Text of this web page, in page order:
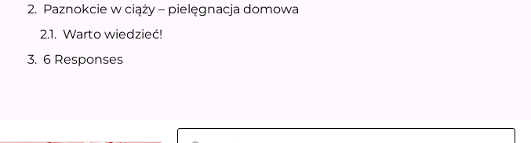
Paznokcie w ciąży – pielęgnacja domowa
Warto wiedzieć!
6 Responses